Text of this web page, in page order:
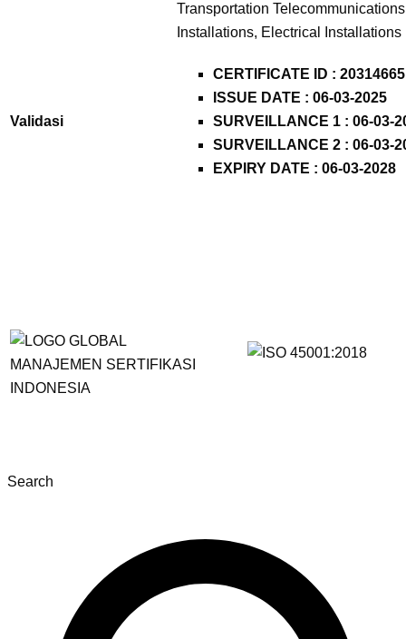
Transportation
Installations, Electrical Installations
Validasi
CERTIFICATE ID : 20314665
ISSUE DATE : 06-03-2025
SURVEILLANCE 1 : 06-03-
SURVEILLANCE 2 : 06-03-
EXPIRY DATE : 06-03-2028
Search